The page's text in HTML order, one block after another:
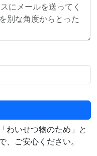
わいせつ物のため」と
、ご安心ください。